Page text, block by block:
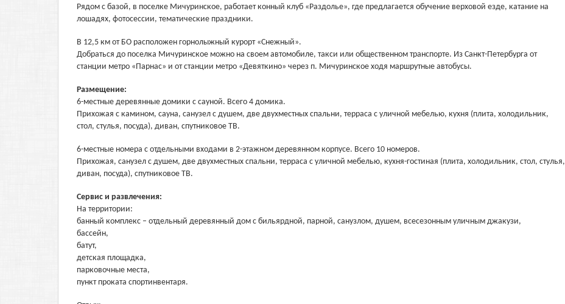
Рядом с базой, в поселке Мичуринское, работает конный клуб «Раздолье», где предлагается обучение верховой езде, катание на
лошадях, фотосессии, тематические праздники.
В 12,5 км от БО расположен горнолыжный курорт «Снежный».
Добраться до поселка Мичуринское можно на своем автомобиле, такси или общественном транспорте. Из Санкт-Петербурга от
станции метро «Парнас» и от станции метро «Девяткино» через п. Мичуринское ходя маршрутные автобусы.
Размещение:
6-местные деревянные домики с сауной. Всего 4 домика.
Прихожая с камином, сауна, санузел с душем, две двухместных спальни, терраса с уличной мебелью, кухня (плита, холодильник,
стол, стулья, посуда), диван, спутниковое ТВ.
6-местные номера с отдельными входами в 2-этажном деревянном корпусе. Всего 10 номеров.
Прихожая, санузел с душем, две двухместных спальни, терраса с уличной мебелью, кухня-гостиная (плита, холодильник, стол, стулья,
диван, посуда), спутниковое ТВ.
Сервис и развлечения:
На территории:
банный комплекс – отдельный деревянный дом с бильярдной, парной, санузлом, душем, всесезонным уличным джакузи,
бассейн,
батут,
детская площадка,
парковочные места,
пункт проката спортинвентаря.